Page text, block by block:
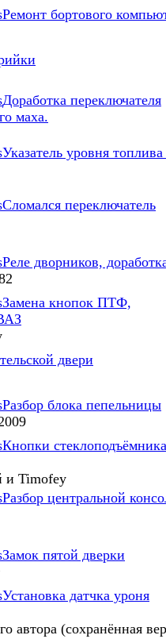
Ремонт бортового
Доработка переключателя
маха.
Указатель уровня
Сломался переключатель
Реле дворников,
Замена кнопок ПТФ,
двери
Разбор блока пепельницы
Кнопки
и Timofey
Разбор центральной
Замок пятой дверки
Установка датчка уроня
автора (сохранённая